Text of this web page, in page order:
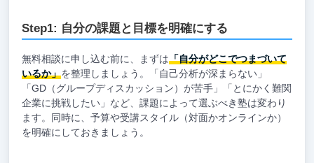
Step1: 自分の課題と目標を明確にする
無料相談に申し込む前に、まずは「自分がどこでつまづいて
いるか」を整理しましょう。「自己分析が深まらない」
「GD（グループディスカッション）が苦手」「とにかく難関
企業に挑戦したい」など、課題によって選ぶべき塾は変わり
ます。同時に、予算や受講スタイル（対面かオンラインか）
を明確にしておきましょう。